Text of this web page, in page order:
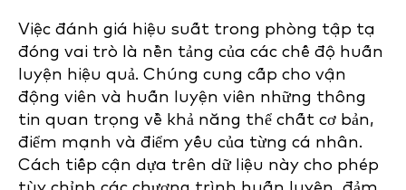
Việc đánh giá hiệu suất trong phòng tập tạ
đóng vai trò là nền tảng của các chế độ huấn
luyện hiệu quả. Chúng cung cấp cho vận
động viên và huấn luyện viên những thông
tin quan trọng về khả năng thể chất cơ bản,
điểm mạnh và điểm yếu của từng cá nhân.
Cách tiếp cận dựa trên dữ liệu này cho phép